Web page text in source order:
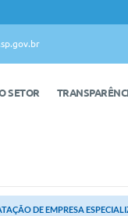
SETOR
DE EMPRESA